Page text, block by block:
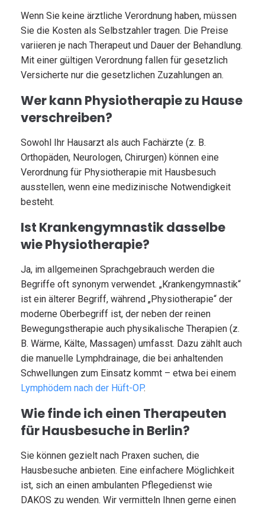
Wenn Sie keine ärztliche Verordnung haben, müssen
Sie die Kosten als Selbstzahler tragen. Die Preise
variieren je nach Therapeut und Dauer der Behandlung.
Mit einer gültigen Verordnung fallen für gesetzlich
Versicherte nur die gesetzlichen Zuzahlungen an.
Wer kann Physiotherapie zu Hause
verschreiben?
Sowohl Ihr Hausarzt als auch Fachärzte (z. B.
Orthopäden, Neurologen, Chirurgen) können eine
Verordnung für Physiotherapie mit Hausbesuch
ausstellen, wenn eine medizinische Notwendigkeit
besteht.
Ist Krankengymnastik dasselbe
wie Physiotherapie?
Ja, im allgemeinen Sprachgebrauch werden die
Begriffe oft synonym verwendet. „Krankengymnastik“
ist ein älterer Begriff, während „Physiotherapie“ der
moderne Oberbegriff ist, der neben der reinen
Bewegungstherapie auch physikalische Therapien (z.
B. Wärme, Kälte, Massagen) umfasst. Dazu zählt auch
die manuelle Lymphdrainage, die bei anhaltenden
Schwellungen zum Einsatz kommt – etwa bei einem
Lymphödem nach der Hüft-OP.
Wie finde ich einen Therapeuten
für Hausbesuche in Berlin?
Sie können gezielt nach Praxen suchen, die
Hausbesuche anbieten. Eine einfachere Möglichkeit
ist, sich an einen ambulanten Pflegedienst wie
DAKOS zu wenden. Wir vermitteln Ihnen gerne einen